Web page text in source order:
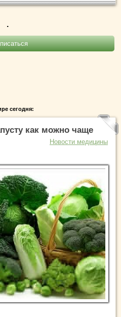
.
сегодня:
как можно чаще
Новости медицины